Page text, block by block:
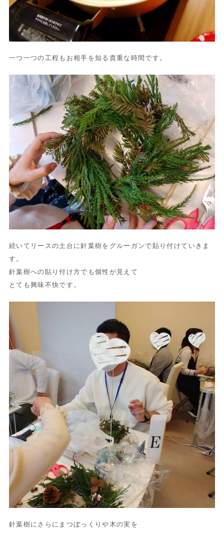
一つ一つの工程もお相手を知る貴重な時間です。
続いてリースの土台に針葉樹をグルーガンで貼り付けていきま
す。
針葉樹への貼り付け方でも個性が見えて
とても興味不快です。
針葉樹にさらにまつぼっくりや木の実を